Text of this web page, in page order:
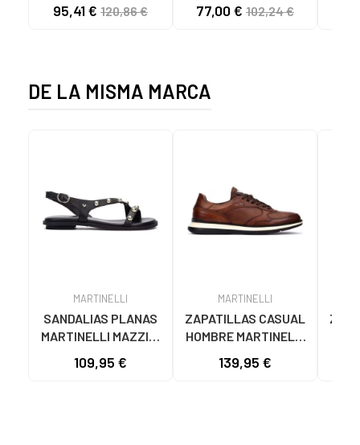
CAMEL MARRÓN
95,41 € 120,86 €
CONFORT MALLORCA
SANOTAN NEGRO-
77,00 € 102,24 €
DE LA MISMA MARCA
MARTINELLI
SANDALIAS PLANAS
MARTINELLI MAZZINI
NEGRO NEGRO
109,95 €
MARTINELLI
ZAPATILLAS CASUAL
HOMBRE MARTINELLI
EN PIEL
139,95 €